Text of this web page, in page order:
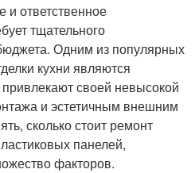
и ответственное
тщательного
Одним из популярных
кухни являются
своей невысокой
и эстетичным внешним
сколько стоит ремонт
панелей,
факторов.